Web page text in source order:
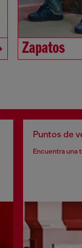
Zapatos
Puntos de
Encuentra una